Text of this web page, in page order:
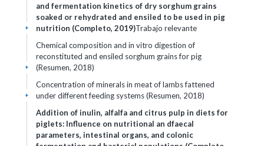
and fermentation kinetics of dry sorghum grains
soaked or rehydrated and ensiled to be used in pig
nutrition (Completo, 2019)Trabajo relevante
+
Chemical composition and in vitro digestion of
reconstituted and ensiled sorghum grains for pig
(Resumen, 2018)
+
Concentration of minerals in meat of lambs fattened
under different feeding systems (Resumen, 2018)
+
Addition of inulin, alfalfa and citrus pulp in diets for
piglets: Influence on nutritional an dfaecal
parameters, intestinal organs, and colonic